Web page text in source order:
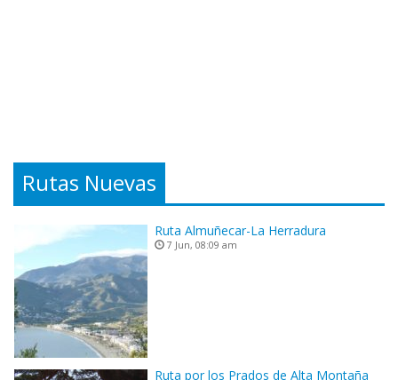
Rutas Nuevas
Ruta Almuñecar-La Herradura
7 Jun, 08:09 am
Ruta por los Prados de Alta Montaña